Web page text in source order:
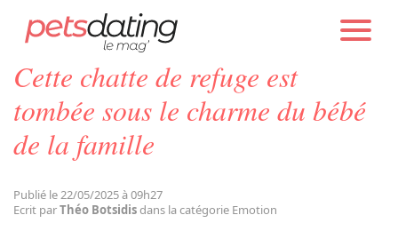
Chien
Faits Divers
PETS DATING ACTUALITÉS EMOTION
Cette chatte de refuge est
tombée sous le charme du bébé
de la famille
Publié le 22/05/2025 à 09h27
Ecrit parThéo Botsidisdans la catégorie Emotion